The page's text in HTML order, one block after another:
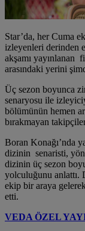
Star’da, her Cuma
izleyenleri derinden
akşamı yayınlanan
arasındaki yerini
Üç sezon boyunca
senaryosu ile
bölümünün hemen
bırakmayan
Boran Konağı’nda
dizinin senaristi,
dizinin üç sezon
yolculuğunu anlattı.
ekip bir araya
etti.
VEDA ÖZEL